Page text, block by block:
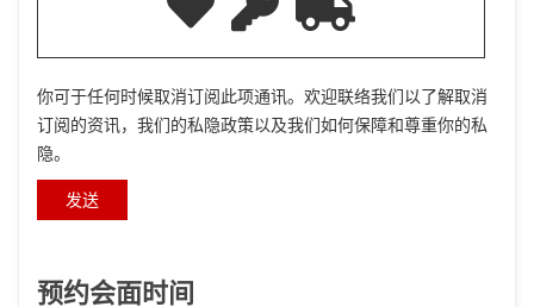
你可于任何时候取消订阅此项通讯。欢迎联络我们以了解取消
订阅的资讯，我们的私隐政策以及我们如何保障和尊重你的私
隐。
预约会面时间